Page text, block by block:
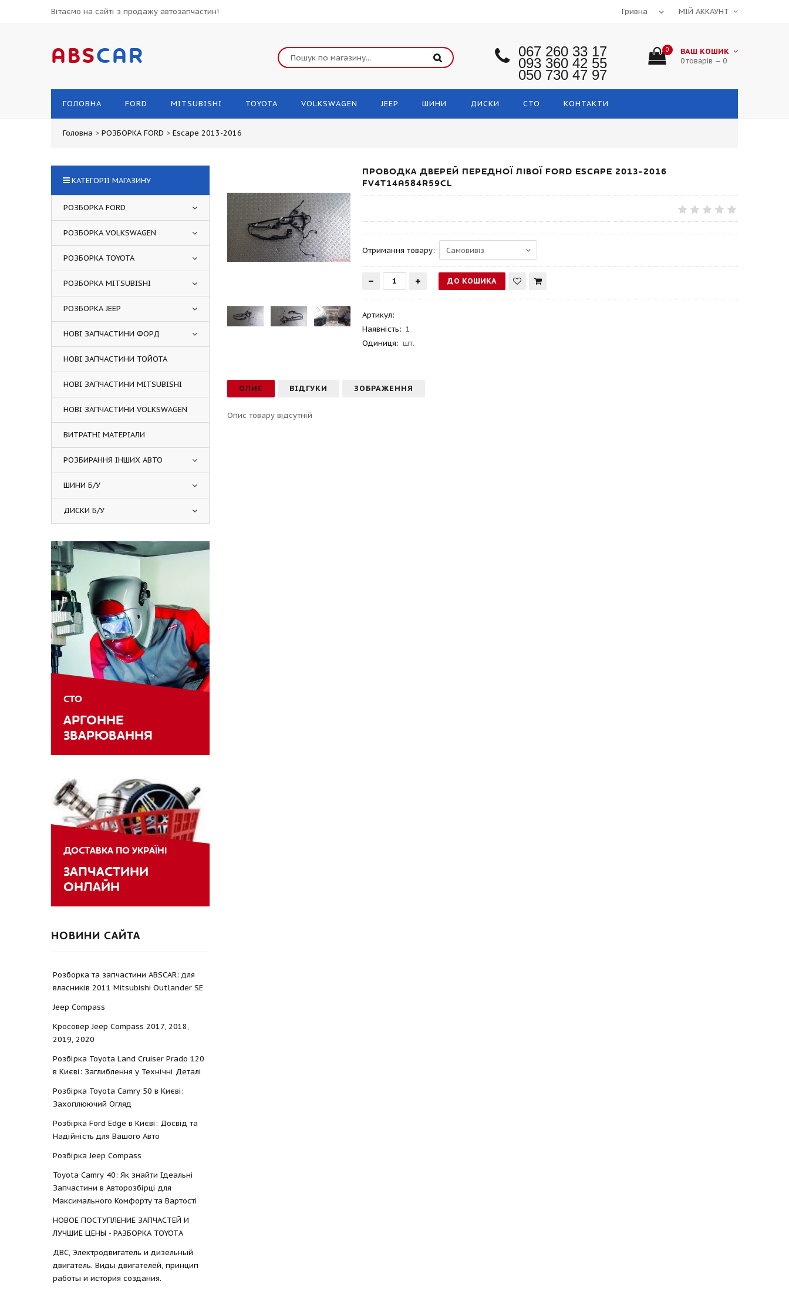
Вітаємо на сайті з продажу автозапчастин! МІЙ АККАУНТ
ABSCAR 067 260 33 17
093 360 42 55
050 730 47 97
0 ВАШ КОШИК
0 товарів — 0
ГОЛОВНА FORD MITSUBISHI TOYOTA VOLKSWAGEN JEEP ШИНИ ДИСКИ СТО КОНТАКТИ
Головна > РОЗБОРКА FORD > Escape 2013-2016
ПРОВОДКА ДВЕРЕЙ ПЕРЕДНОЇ ЛІВОЇ FORD ESCAPE 2013-2016
FV4T14A584R59CL
Отримання товару:
Артикул:
Наявність: 1
Одиниця: шт.
ОПИС ВІДГУКИ ЗОБРАЖЕННЯ
Опис товару відсутній
КАТЕГОРІЇ МАГАЗИНУ
РОЗБОРКА FORD
РОЗБОРКА VOLKSWAGEN
РОЗБОРКА TOYOTA
РОЗБОРКА MITSUBISHI
РОЗБОРКА JEEP
НОВІ ЗАПЧАСТИНИ ФОРД
НОВІ ЗАПЧАСТИНИ ТОЙОТА
НОВІ ЗАПЧАСТИНИ MITSUBISHI
НОВІ ЗАПЧАСТИНИ VOLKSWAGEN
ВИТРАТНІ МАТЕРІАЛИ
РОЗБИРАННЯ ІНШИХ АВТО
ШИНИ Б/У
ДИСКИ Б/У
СТО
АРГОННЕ
ЗВАРЮВАННЯ
ДОСТАВКА ПО УКРАЇНІ
ЗАПЧАСТИНИ
ОНЛАЙН
НОВИНИ САЙТА
Розборка та запчастини ABSCAR: для
власників 2011 Mitsubishi Outlander SE
Jeep Compass
Кросовер Jeep Compass 2017, 2018,
2019, 2020
Розбірка Toyota Land Cruiser Prado 120
в Києві: Заглиблення у Технічні Деталі
Розбірка Toyota Camry 50 в Києві:
Захоплюючий Огляд
Розбірка Ford Edge в Києві: Досвід та
Надійність для Вашого Авто
Розбірка Jeep Compass
Toyota Camry 40: Як знайти Ідеальні
Запчастини в Авторозбірці для
Максимального Комфорту та Вартості
НОВОЕ ПОСТУПЛЕНИЕ ЗАПЧАСТЕЙ И
ЛУЧШИЕ ЦЕНЫ - РАЗБОРКА TOYOTА
ДВС, Электродвигатель и дизельный
двигатель. Виды двигателей, принцип
работы и история создания.